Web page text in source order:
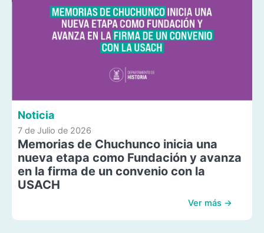
Noticia
7 de Julio de 2026
Memorias de Chuchunco inicia una
nueva etapa como Fundación y avanza
en la firma de un convenio con la
USACH
Ver más →